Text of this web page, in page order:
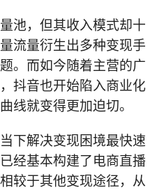
池，但其收入模式却十
流量衍生出多种变现手
。而如今随着主营的广
抖音也开始陷入商业化
线就变得更加迫切。
下解决变现困境最快速
经基本构建了电商直播
较于其他变现途径，从